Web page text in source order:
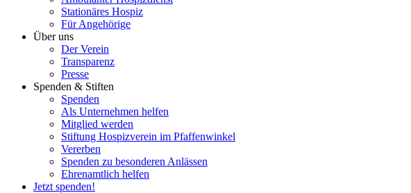
Stationäres Hospiz
Für Angehörige
Über uns
Der Verein
Transparenz
Presse
Spenden & Stiften
Spenden
Als Unternehmen helfen
Mitglied werden
Stiftung Hospizverein im Pfaffenwinkel
Vererben
Spenden zu besonderen Anlässen
Ehrenamtlich helfen
Jetzt spenden!